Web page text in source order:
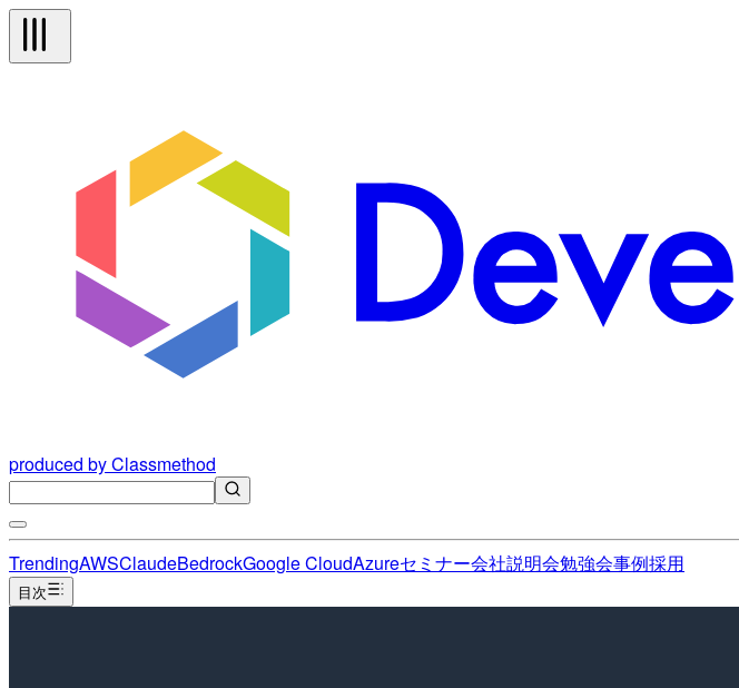
produced by Classmethod
TrendingAWSClaudeBedrockGoogle CloudAzureセミナー会社説明会勉強会事例採用
目次